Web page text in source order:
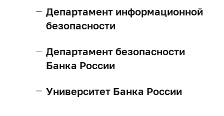
Департамент информационной
безопасности
Департамент безопасности
Банка России
Университет Банка России